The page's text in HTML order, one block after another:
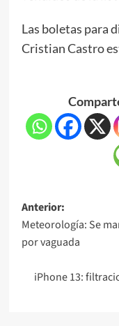
Las boletas para
Cristian Castro
Anterior:
Meteorología: Se
por vaguada
iPhone 13: